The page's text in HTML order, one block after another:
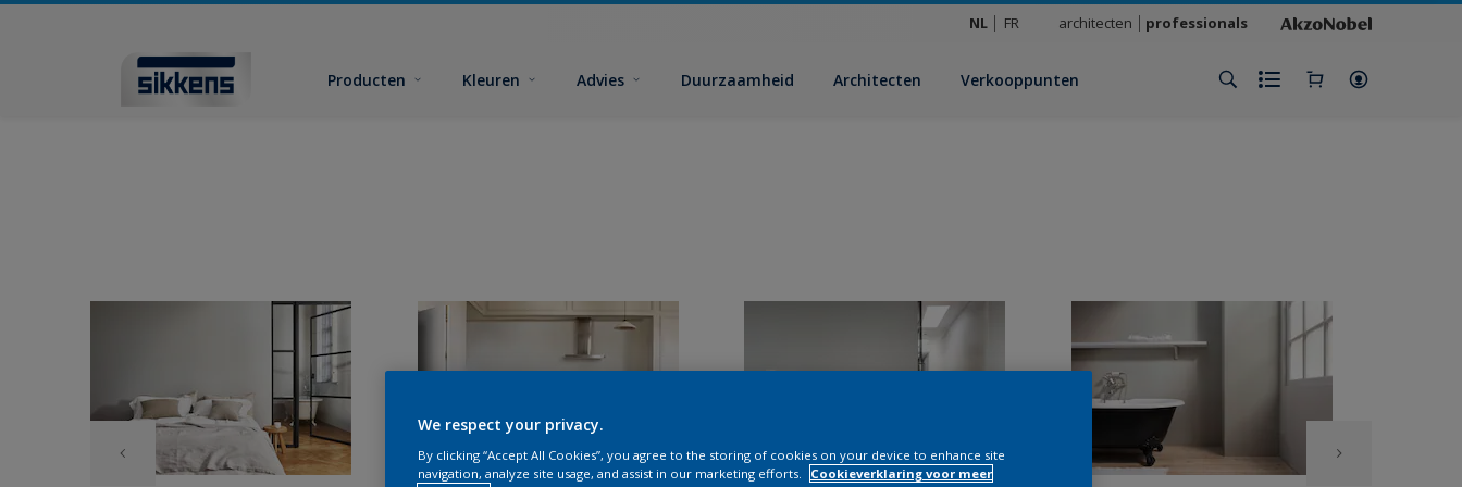
NL FR architecten professionals
Producten Kleuren Advies Duurzaamheid Architecten Verkooppunten
We respect your privacy.
By clicking “Accept All Cookies”, you agree to the storing of cookies on your device to enhance site
navigation, analyze site usage, and assist in our marketing efforts.
Cookieverklaring voor meer